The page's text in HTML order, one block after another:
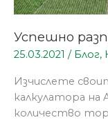
Успешно
25.03.2021 / Блог,
Изчислете
калкулатора на
количество